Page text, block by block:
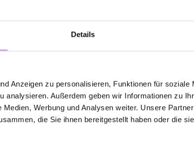
Details
Anzeigen zu personalisieren, Funktionen für soziale
analysieren. Außerdem geben wir Informationen zu
Werbung und Analysen weiter. Unsere
die Sie ihnen bereitgestellt haben oder die